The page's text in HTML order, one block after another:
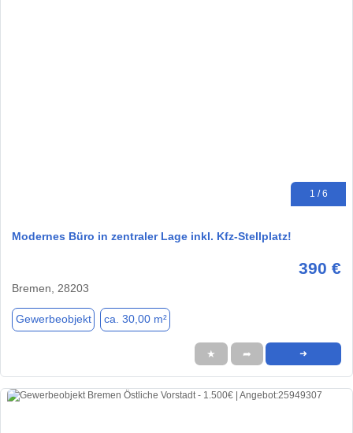
1 / 6
Modernes Büro in zentraler Lage inkl. Kfz-Stellplatz!
390 €
Bremen, 28203
Gewerbeobjekt ca. 30,00 m²
★ ➦ ➜